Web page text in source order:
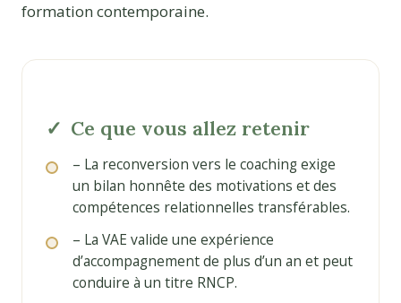
formation contemporaine.
Ce que vous allez retenir
– La reconversion vers le coaching exige
un bilan honnête des motivations et des
compétences relationnelles transférables.
– La VAE valide une expérience
d’accompagnement de plus d’un an et peut
conduire à un titre RNCP.